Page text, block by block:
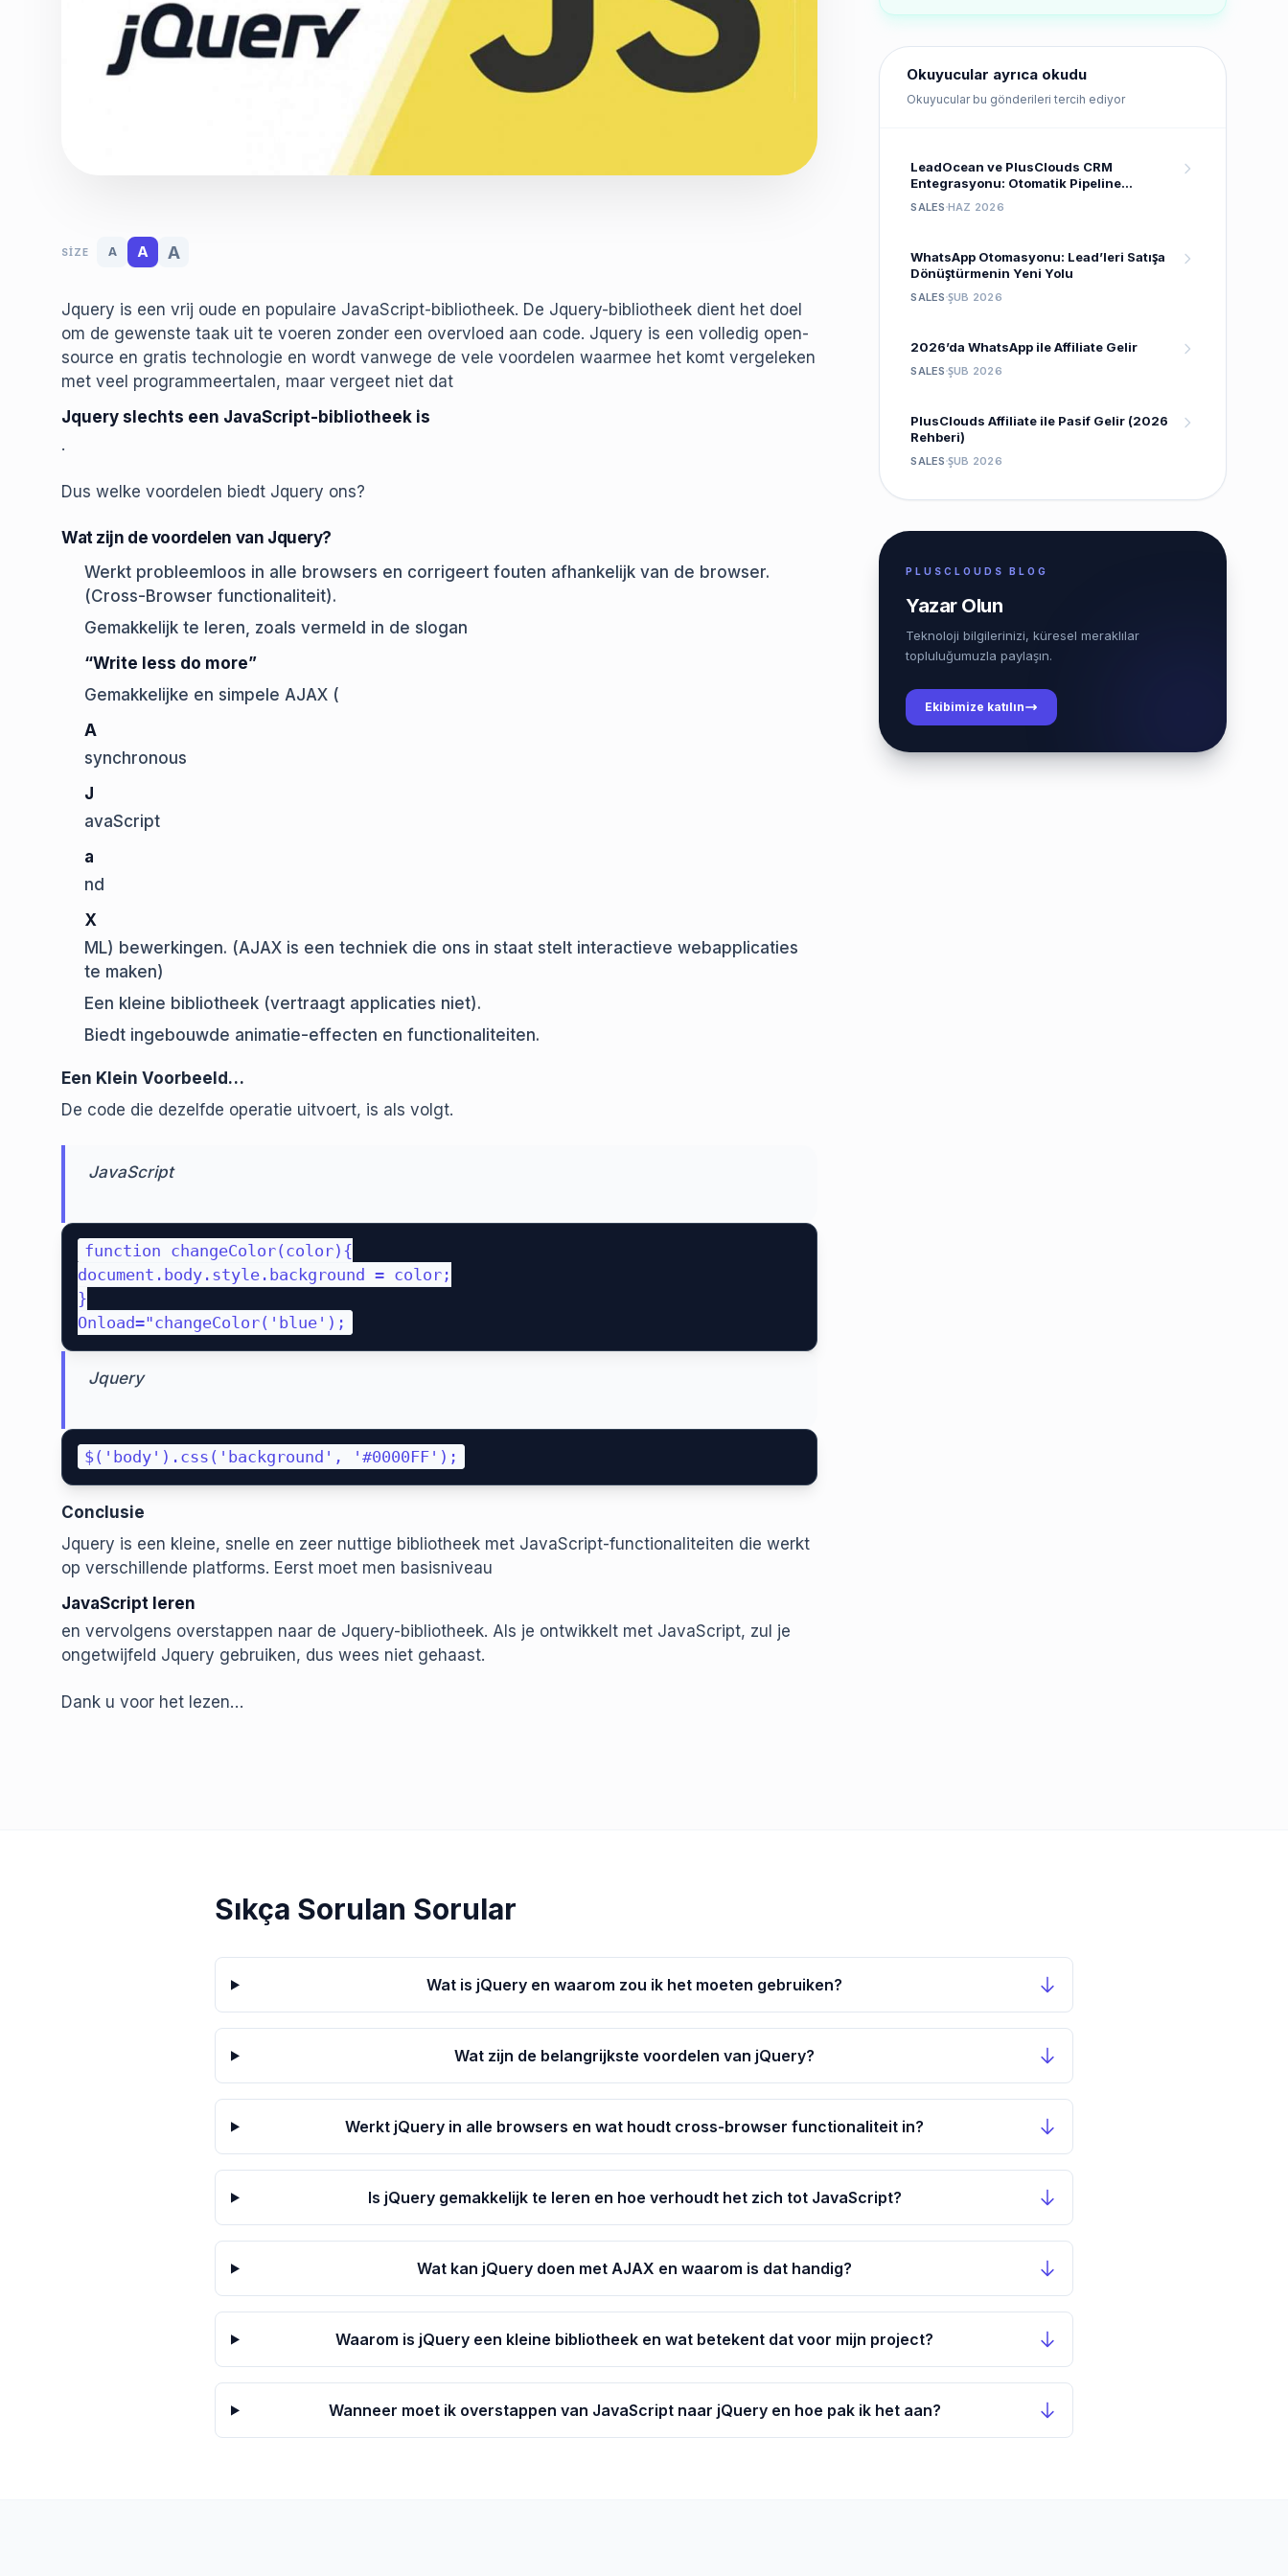
SIZE A A A
Jquery is een vrij oude en populaire JavaScript-bibliotheek. De Jquery-bibliotheek dient het doel
om de gewenste taak uit te voeren zonder een overvloed aan code. Jquery is een volledig open-
source en gratis technologie en wordt vanwege de vele voordelen waarmee het komt vergeleken
met veel programmeertalen, maar vergeet niet dat
Jquery slechts een JavaScript-bibliotheek is
.
Dus welke voordelen biedt Jquery ons?
Wat zijn de voordelen van Jquery?
Werkt probleemloos in alle browsers en corrigeert fouten afhankelijk van de browser.
(Cross-Browser functionaliteit).
Gemakkelijk te leren, zoals vermeld in de slogan
“Write less do more”
Gemakkelijke en simpele AJAX (
A
synchronous
J
avaScript
a
nd
X
ML) bewerkingen. (AJAX is een techniek die ons in staat stelt interactieve webapplicaties
te maken)
Een kleine bibliotheek (vertraagt applicaties niet).
Biedt ingebouwde animatie-effecten en functionaliteiten.
Een Klein Voorbeeld…
De code die dezelfde operatie uitvoert, is als volgt.
JavaScript
function changeColor(color){
document.body.style.background = color;
}
Jquery
Conclusie
Jquery is een kleine, snelle en zeer nuttige bibliotheek met JavaScript-functionaliteiten die werkt
op verschillende platforms. Eerst moet men basisniveau
JavaScript leren
en vervolgens overstappen naar de Jquery-bibliotheek. Als je ontwikkelt met JavaScript, zul je
ongetwijfeld Jquery gebruiken, dus wees niet gehaast.
Dank u voor het lezen…
Okuyucular ayrıca okudu
Okuyucular bu gönderileri tercih ediyor
LeadOcean ve PlusClouds CRM
Entegrasyonu: Otomatik Pipeline
SALES HAZ 2026
WhatsApp Otomasyonu: Lead’leri Satışa
Dönüştürmenin Yeni Yolu
SALES ŞUB 2026
2026’da WhatsApp ile Affiliate Gelir
SALES ŞUB 2026
PlusClouds Affiliate ile Pasif Gelir (2026
Rehberi)
SALES ŞUB 2026
PLUSCLOUDS BLOG
Yazar Olun
Teknoloji bilgilerinizi, küresel meraklılar
topluluğumuzla paylaşın.
Ekibimize katılın
Sıkça Sorulan Sorular
Wat is jQuery en waarom zou ik het moeten gebruiken?
Wat zijn de belangrijkste voordelen van jQuery?
Werkt jQuery in alle browsers en wat houdt cross-browser functionaliteit in?
Is jQuery gemakkelijk te leren en hoe verhoudt het zich tot JavaScript?
Wat kan jQuery doen met AJAX en waarom is dat handig?
Waarom is jQuery een kleine bibliotheek en wat betekent dat voor mijn project?
Wanneer moet ik overstappen van JavaScript naar jQuery en hoe pak ik het aan?